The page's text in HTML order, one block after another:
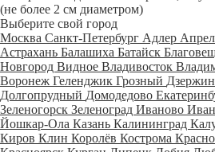
(не более 2 см диаметром)
Выберите свой город
Москва Санкт-Петербург Адлер
Астрахань Балашиха Батайск
Новгород Видное Владивосток
Воронеж Геленджик Грозный
Долгопрудный Домодедово
Зеленогорск Зеленоград Иваново
Йошкар-Ола Казань Калининград
Киров Клин Королёв Кострома